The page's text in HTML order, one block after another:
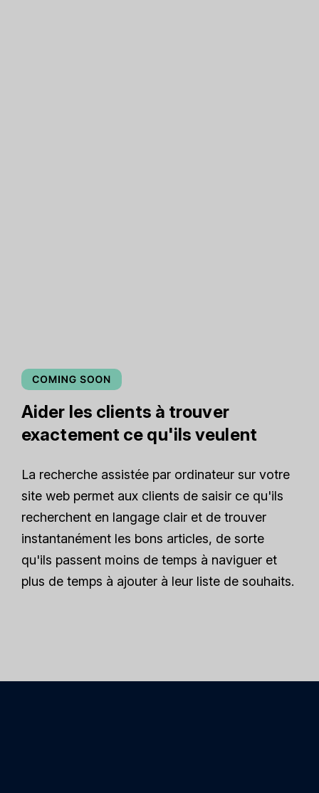
Aider les clients à trouver
exactement ce qu'ils veulent
La recherche assistée par ordinateur sur votre
site web permet aux clients de saisir ce qu'ils
recherchent en langage clair et de trouver
instantanément les bons articles, de sorte
qu'ils passent moins de temps à naviguer et
plus de temps à ajouter à leur liste de souhaits.